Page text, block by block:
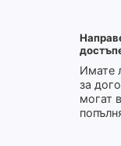
Имате
за
могат